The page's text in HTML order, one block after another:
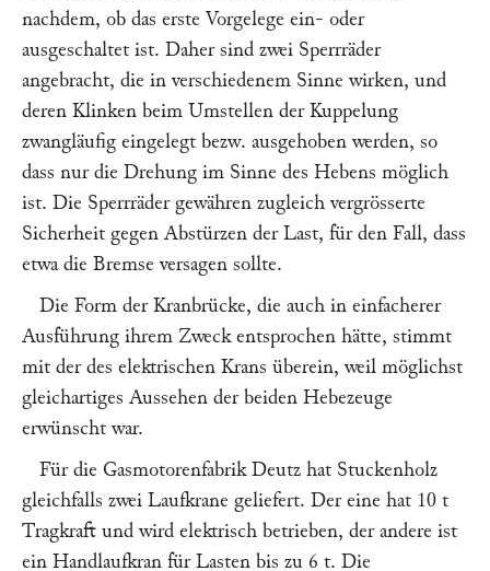
nachdem, ob das erste Vorgelege ein- oder
ausgeschaltet ist. Daher sind zwei Sperrräder
angebracht, die in verschiedenem Sinne wirken, und
deren Klinken beim Umstellen der Kuppelung
zwangläufig eingelegt bezw. ausgehoben werden, so
dass nur die Drehung im Sinne des Hebens möglich
ist. Die Sperrräder gewähren zugleich vergrösserte
Sicherheit gegen Abstürzen der Last, für den Fall, dass
etwa die Bremse versagen sollte.
Die Form der Kranbrücke, die auch in einfacherer
Ausführung ihrem Zweck entsprochen hätte, stimmt
mit der des elektrischen Krans überein, weil möglichst
gleichartiges Aussehen der beiden Hebezeuge
erwünscht war.
Für die Gasmotorenfabrik Deutz hat Stuckenholz
gleichfalls zwei Laufkrane geliefert. Der eine hat 10 t
Tragkraft und wird elektrisch betrieben, der andere ist
ein Handlaufkran für Lasten bis zu 6 t. Die